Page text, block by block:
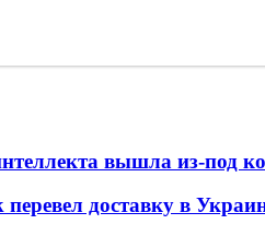
вышла из-под
доставку в